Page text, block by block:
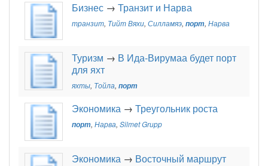
Бизнес → Транзит и Нарва
транзит, Тийт Вяхи, Силламяэ, порт, Нарва
Туризм → В Ида-Вирумаа будет порт
для яхт
яхты, Тойла, порт
Экономика → Треугольник роста
порт, Нарва, Silmet Grupp
Экономика → Восточный маршрут